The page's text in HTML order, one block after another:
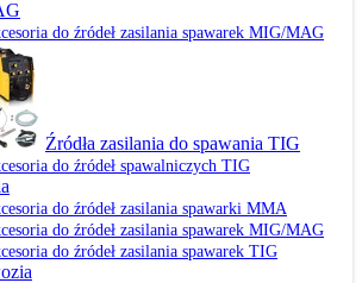
do źródeł zasilania spawarek MIG/MAG
Źródła zasilania do spawania TIG
do źródeł spawalniczych TIG
do źródeł zasilania spawarki MMA
do źródeł zasilania spawarek MIG/MAG
do źródeł zasilania spawarek TIG